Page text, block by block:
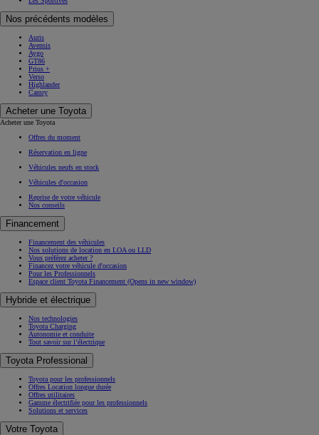
Nos précédents modèles
Auris
Avensis
Aygo
GT86
Prius +
Verso
Highlander
Camry
Acheter une Toyota
Acheter une Toyota
Offres du moment
Réservation en ligne
Véhicules neufs en stock
Véhicules d'occasion
Reprise de votre véhicule
Nos conseils
Financement
Financement des véhicules
Nos solutions de location en LOA ou LLD
Vous préférez acheter ?
Financez votre véhicule d'occasion
Pour les Professionnels
Espace client Toyota Financement (Opens in new window)
Hybride et électrique
Nos technologies
Toyota Charging
Autonomie et conduite
Tout savoir sur l’électrique
Toyota Professional
Toyota pour les professionnels
Offres Location longue durée
Offres utilitaires
Gamme électrifiée pour les professionnels
Solutions et services
Votre Toyota